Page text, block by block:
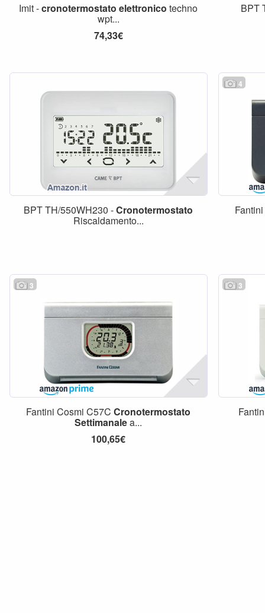
Imit -cronotermostato elettronico techno
wpt...
74,33€
BPT
BPT TH/550WH230 -Cronotermostato
Riscaldamento...
4
3
Fantini Cosmi C57CCronotermostato
Settimanalea...
100,65€
3